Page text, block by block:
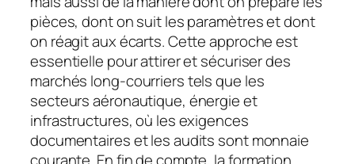
pièces, dont on suit les paramètres et dont
on réagit aux écarts. Cette approche est
essentielle pour attirer et sécuriser des
marchés long-courriers tels que les
secteurs aéronautique, énergie et
infrastructures, où les exigences
documentaires et les audits sont monnaie